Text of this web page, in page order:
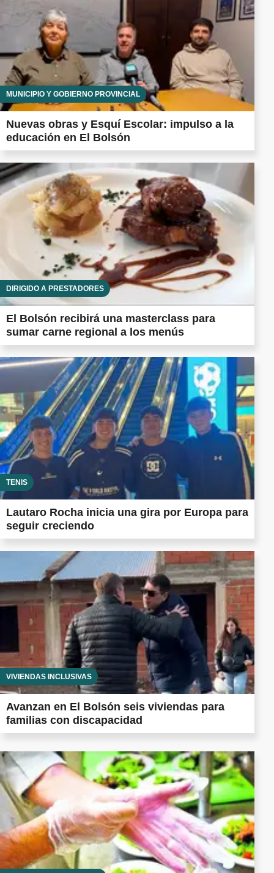
MUNICIPIO Y GOBIERNO PROVINCIAL
Nuevas obras y Esquí Escolar: impulso a la
educación en El Bolsón
DIRIGIDO A PRESTADORES
El Bolsón recibirá una masterclass para
sumar carne regional a los menús
TENIS
Lautaro Rocha inicia una gira por Europa para
seguir creciendo
VIVIENDAS INCLUSIVAS
Avanzan en El Bolsón seis viviendas para
familias con discapacidad